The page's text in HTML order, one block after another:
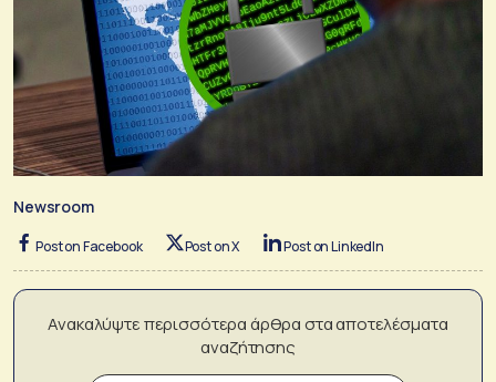
Newsroom
Post on Facebook Post on X Post on LinkedIn
Ανακαλύψτε περισσότερα άρθρα στα αποτελέσματα
αναζήτησης